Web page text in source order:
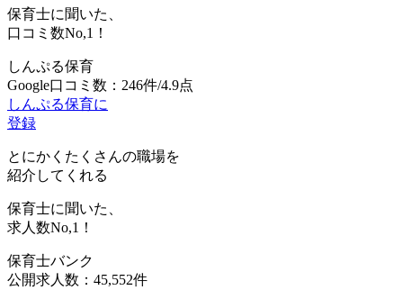
保育士に聞いた、
口コミ数No,1！
しんぷる保育
Google口コミ数：246件/4.9点
しんぷる保育に
登録
とにかくたくさんの職場を
紹介してくれる
保育士に聞いた、
求人数No,1！
保育士バンク
公開求人数：45,552件